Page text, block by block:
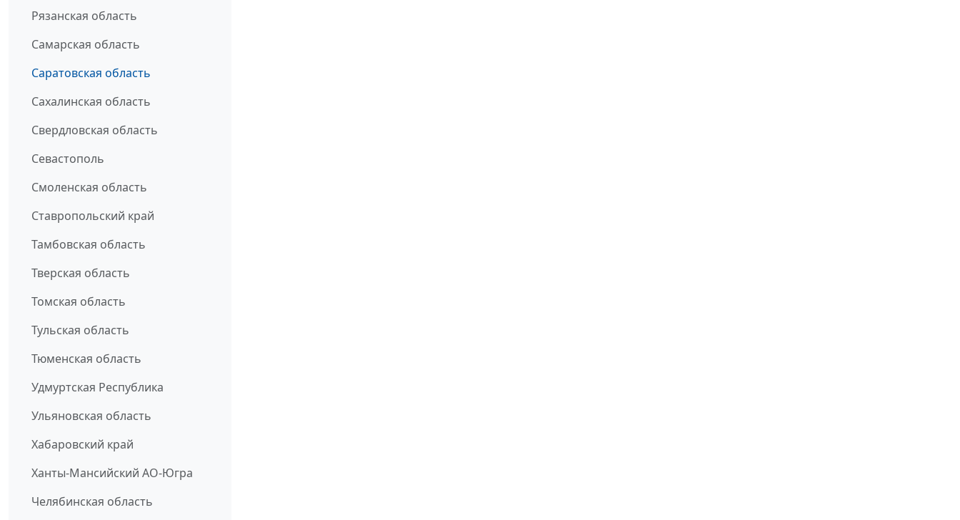
Рязанская область
Самарская область
Саратовская область
Сахалинская область
Свердловская область
Севастополь
Смоленская область
Ставропольский край
Тамбовская область
Тверская область
Томская область
Тульская область
Тюменская область
Удмуртская Республика
Ульяновская область
Хабаровский край
Ханты-Мансийский АО-Югра
Челябинская область